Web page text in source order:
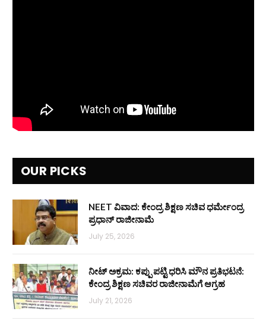
OUR PICKS
NEET ವಿವಾದ: ಕೇಂದ್ರ ಶಿಕ್ಷಣ ಸಚಿವ ಧರ್ಮೇಂದ್ರ
ಪ್ರಧಾನ್ ರಾಜೀನಾಮೆ
July 25, 2026
ನೀಟ್ ಅಕ್ರಮ: ಕಪ್ಪು ಪಟ್ಟಿ ಧರಿಸಿ ಮೌನ ಪ್ರತಿಭಟನೆ:
ಕೇಂದ್ರ ಶಿಕ್ಷಣ ಸಚಿವರ ರಾಜೀನಾಮೆಗೆ ಆಗ್ರಹ
July 21, 2026